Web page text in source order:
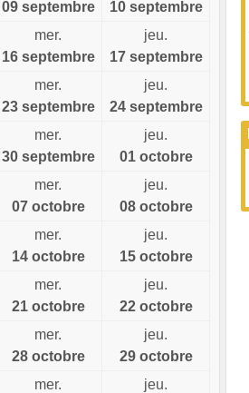
09 septembre
10 septembre
mer.
16 septembre
jeu.
17 septembre
mer.
23 septembre
jeu.
24 septembre
mer.
30 septembre
jeu.
01 octobre
mer.
07 octobre
jeu.
08 octobre
mer.
14 octobre
jeu.
15 octobre
mer.
21 octobre
jeu.
22 octobre
mer.
28 octobre
jeu.
29 octobre
mer.
jeu.